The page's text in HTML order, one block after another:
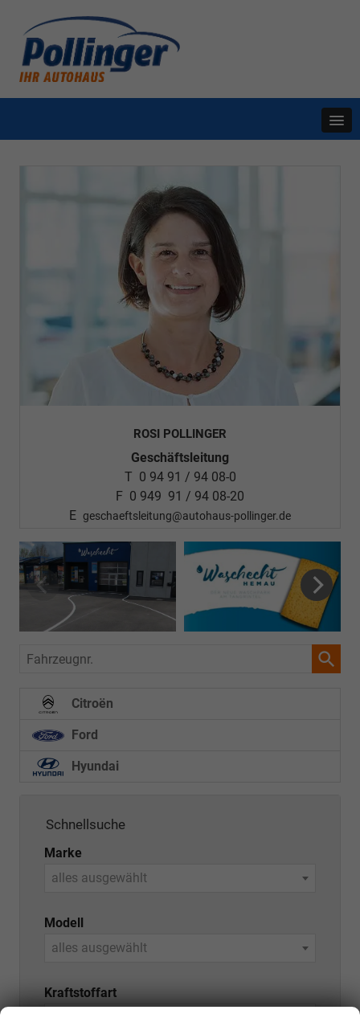
ROSI POLLINGER
Geschäftsleitung
T 0 94 91 / 94 08-0
F 0 949 91 / 94 08-20
E geschaeftsleitung@autohaus-pollinger.de
Fahrzeugnr.
Citroën
Ford
Hyundai
Schnellsuche
Marke
alles ausgewählt
Modell
alles ausgewählt
Kraftstoffart